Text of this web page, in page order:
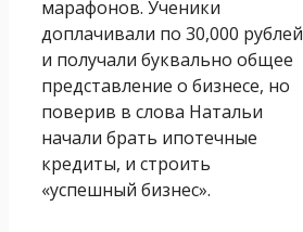
марафонов. Ученики
доплачивали по 30,000 рублей
и получали буквально общее
представление о бизнесе, но
поверив в слова Натальи
начали брать ипотечные
кредиты, и строить
«успешный бизнес».